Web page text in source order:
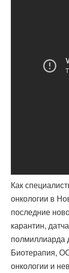
Как
онкологии в
последние
карантин,
полмиллиарда
Биотерапия,
онкологии и